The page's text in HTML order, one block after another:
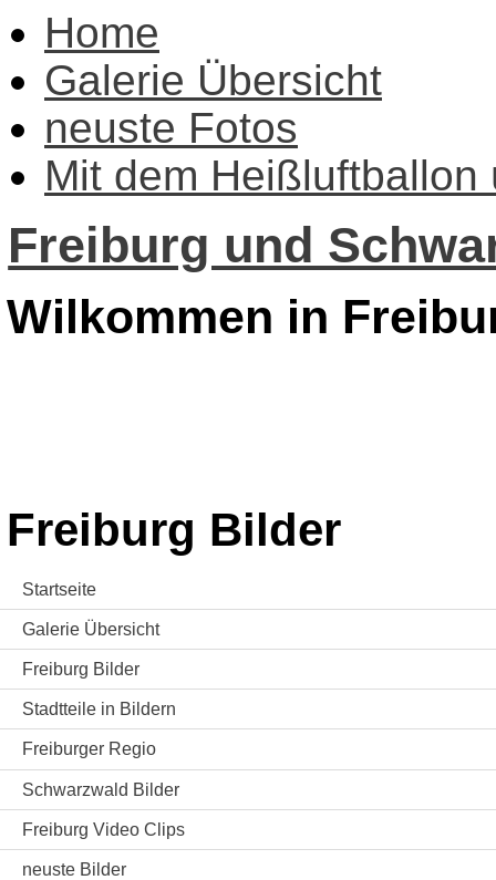
Home
Galerie Übersicht
neuste Fotos
Mit dem Heißluftballon
Freiburg und
Wilkommen in
Freiburg Bilder
Startseite
Galerie Übersicht
Freiburg Bilder
Stadtteile in Bildern
Freiburger Regio
Schwarzwald Bilder
Freiburg Video Clips
neuste Bilder